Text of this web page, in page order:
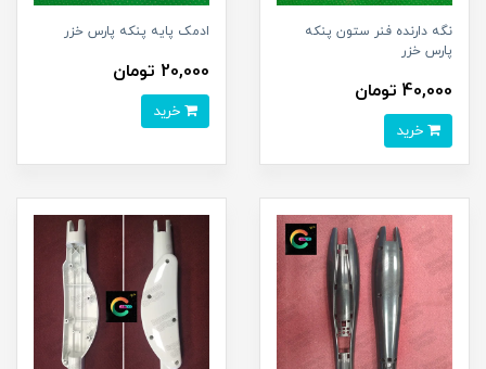
نگه دارنده فنر ستون پنکه
پارس خزر
40,000 تومان
ادمک پایه پنکه پارس خزر
20,000 تومان